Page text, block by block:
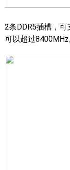
2条DDR5插槽，
可以超过8400MHz